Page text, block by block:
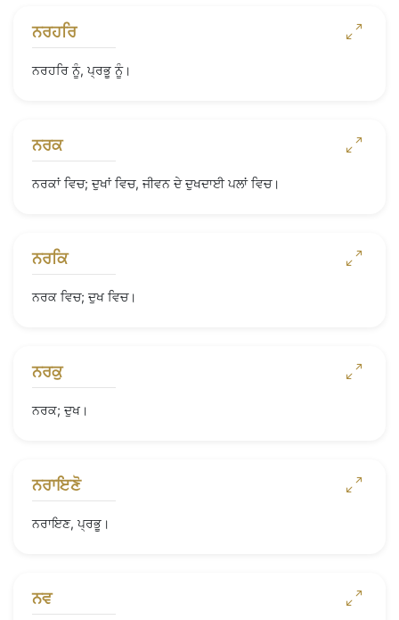
ਨਰਹਰਿ
ਨਰਹਰਿ ਨੂੰ, ਪ੍ਰਭੂ ਨੂੰ।
ਨਰਕ
ਨਰਕਾਂ ਵਿਚ; ਦੁਖਾਂ ਵਿਚ, ਜੀਵਨ ਦੇ ਦੁਖਦਾਈ ਪਲਾਂ ਵਿਚ।
ਨਰਕਿ
ਨਰਕ ਵਿਚ; ਦੁਖ ਵਿਚ।
ਨਰਕੁ
ਨਰਕ; ਦੁਖ।
ਨਰਾਇਣੋ
ਨਰਾਇਣ, ਪ੍ਰਭੂ।
ਨਵ